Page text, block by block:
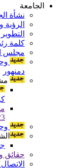
الجامعة
نشأة
الرؤية
كلمة
مجلس
دمنهور
حقائق